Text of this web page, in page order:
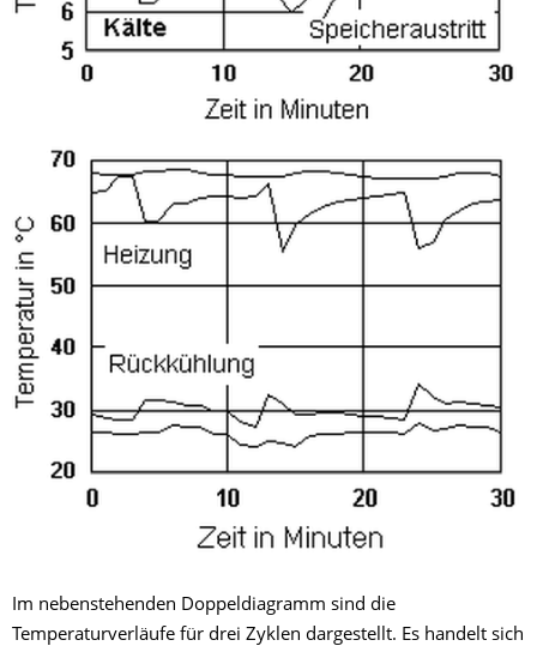
Im nebenstehenden Doppeldiagramm sind die
Temperaturverläufe für drei Zyklen dargestellt. Es handelt sich